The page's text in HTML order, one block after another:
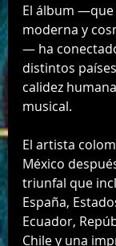
El álbum
moderna y
— ha
distintos
calidez
musical.
El artista
México
triunfal que
España,
Ecuador,
Chile y una